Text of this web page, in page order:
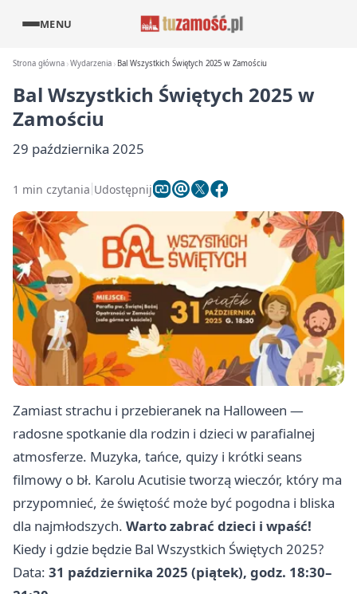
MENU
Strona główna Wydarzenia Bal Wszystkich Świętych 2025 w Zamościu
Bal Wszystkich Świętych 2025 w
Zamościu
29 października 2025
1 min czytania Udostępnij
Zamiast strachu i przebieranek na Halloween —
radosne spotkanie dla rodzin i dzieci w parafialnej
atmosferze. Muzyka, tańce, quizy i krótki seans
filmowy o bł. Karolu Acutisie tworzą wieczór, który ma
przypomnieć, że świętość może być pogodna i bliska
dla najmłodszych. Warto zabrać dzieci i wpaść!
Kiedy i gdzie będzie Bal Wszystkich Świętych 2025?
Data: 31 października 2025 (piątek), godz. 18:30–